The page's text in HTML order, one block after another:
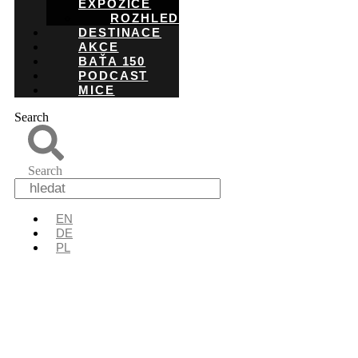
EXPOZICE
ROZHLEDNY
DESTINACE
AKCE
BAŤA 150
PODCAST
MICE
Search
Search
EN
DE
PL